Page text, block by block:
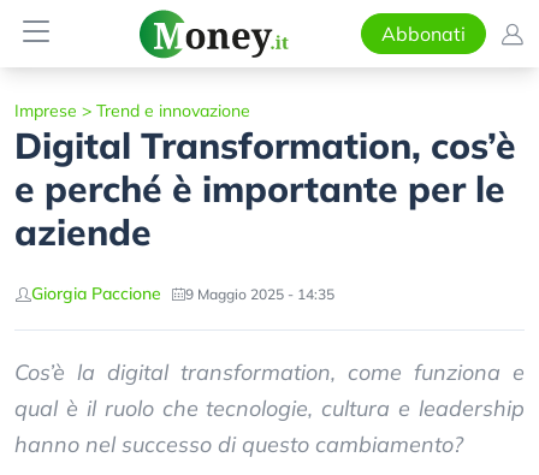
Abbonati
Imprese > Trend e innovazione
Digital Transformation, cos’è
e perché è importante per le
aziende
Giorgia Paccione 9 Maggio 2025 - 14:35
Cos’è la digital transformation, come funziona e
qual è il ruolo che tecnologie, cultura e leadership
hanno nel successo di questo cambiamento?